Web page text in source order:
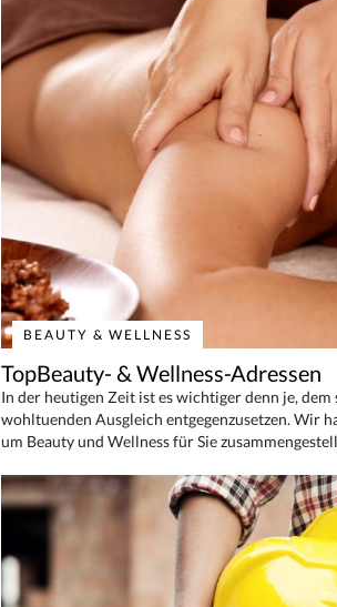
BEAUTY & WELLNESS
TopBeauty- & Wellness-Adressen
In der heutigen Zeit ist es wichtiger denn je, dem
wohltuenden Ausgleich entgegenzusetzen. Wir
um Beauty und Wellness für Sie